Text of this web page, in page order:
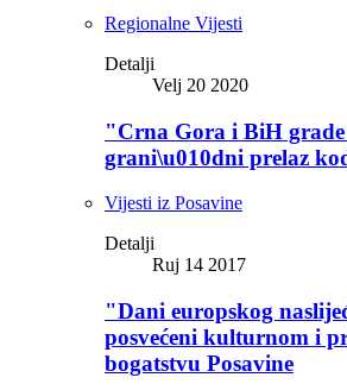
Regionalne Vijesti
Detalji
Velj 20 2020
"Crna Gora i BiH
grani\u010dni prelaz
Vijesti iz Posavine
Detalji
Ruj 14 2017
"Dani europskog
posvećeni kulturnom i
bogatstvu Posavine